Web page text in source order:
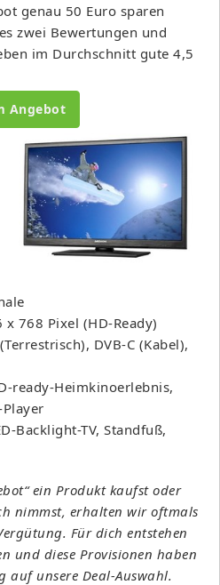
genau 50 Euro sparen
zwei Bewertungen und
im Durchschnitt gute 4,5
Angebot
768 Pixel (HD-Ready)
DVB-C (Kabel),
ready-Heimkinoerlebnis,
Backlight-TV, Standfuß,
ein Produkt kaufst oder
nimmst, erhalten wir oftmals
Für dich entstehen
und diese Provisionen haben
auf unsere Deal-Auswahl.